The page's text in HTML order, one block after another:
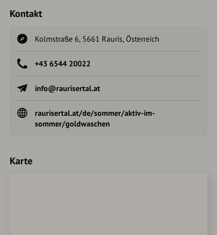
Wildbahn zu beobachten. Und während der
und Adlern ganz nah.
Kontakt
Kolmstraße 6, 5661 Rauris, Österreich
+43 6544 20022
info@raurisertal.at
raurisertal.at/de/sommer/aktiv-im-
sommer/goldwaschen
Karte